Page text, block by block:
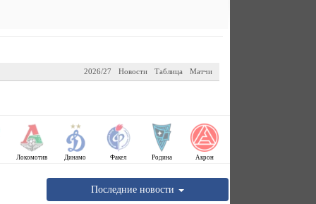
Матчи
Таблица
Новости
2026/27
Локомотив Динамо Факел Родина Акрон
Последние новости